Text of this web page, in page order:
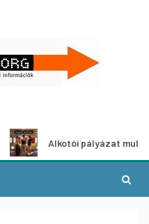
Alkotói pályázat multimédia-